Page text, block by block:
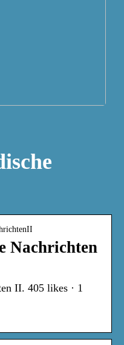
Nachrichten
II. 405 likes · 1